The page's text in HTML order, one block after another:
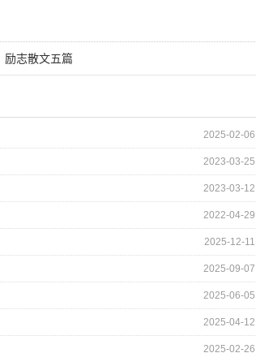
励志散文五篇
2025-02-06
2023-03-25
2023-03-12
2022-04-29
2025-12-11
2025-09-07
2025-06-05
2025-04-12
2025-02-26